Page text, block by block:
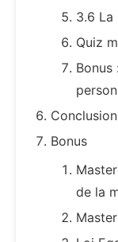
3.6 La
Quiz
Conclusion
Bonus
de la